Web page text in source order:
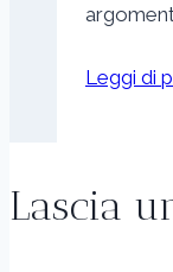
Leggi di
Lascia